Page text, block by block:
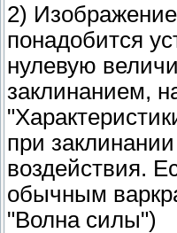
2) Изображение
понадобится
нулевую
заклинанием,
при
воздействия.
обычным
"Волна силы")